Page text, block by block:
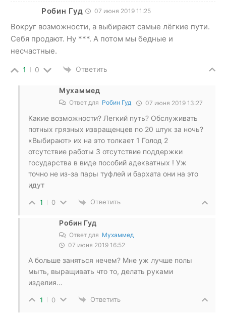
Робин Гуд 07 июня 2019 11:25
Вокруг возможности, а выбирают самые лёгкие пути.
Себя продают. Ну ***. А потом мы бедные и
несчастные.
1 0 Ответить
Мухаммед
Ответ для Робин Гуд 07 июня 2019 13:27
Какие возможности? Легкий путь? Обслуживать
потных грязных извращенцев по 20 штук за ночь?
«Выбирают» их на это толкает 1 Голод 2
отсутствие работы 3 отсутствие поддержки
государства в виде пособий адекватных ! Уж
точно не из-за пары туфлей и бархата они на это
идут
1 0 Ответить
Робин Гуд
Ответ для Мухаммед
07 июня 2019 16:52
А больше заняться нечем? Мне уж лучше полы
мыть, выращивать что то, делать руками
изделия…
1 0 Ответить